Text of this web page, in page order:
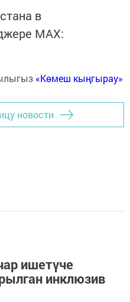
в
MАХ:
«Көмеш кыңгырау»
новости
ишетүче
инклюзив